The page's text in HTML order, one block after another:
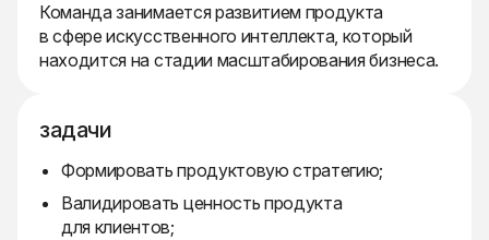
Команда занимается развитием продукта
в сфере искусственного интеллекта, который
находится на стадии масштабирования бизнеса.
задачи
Формировать продуктовую стратегию;
Валидировать ценность продукта
для клиентов;